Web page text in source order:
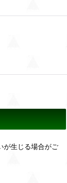
が生じる場合がご